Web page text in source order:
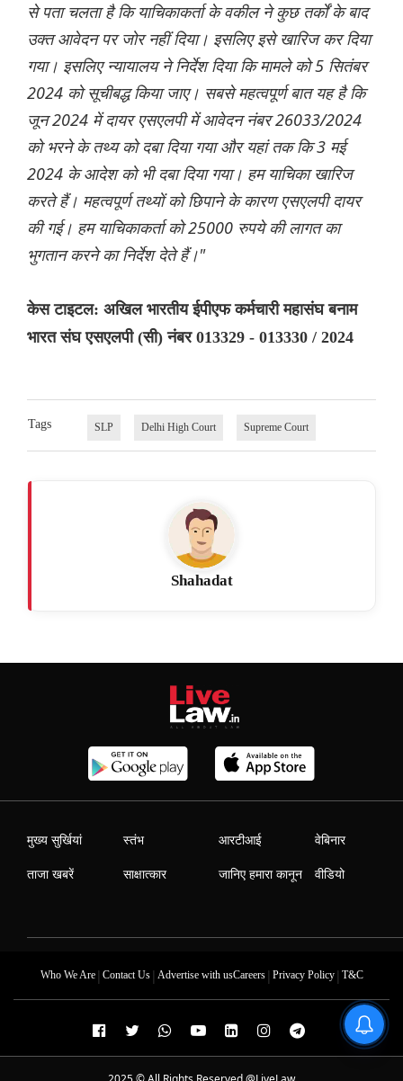
से पता चलता है कि याचिकाकर्ता के वकील ने कुछ तर्कों के बाद
उक्त आवेदन पर जोर नहीं दिया। इसलिए इसे खारिज कर दिया
गया। इसलिए न्यायालय ने निर्देश दिया कि मामले को 5 सितंबर
2024 को सूचीबद्ध किया जाए। सबसे महत्वपूर्ण बात यह है कि
जून 2024 में दायर एसएलपी में आवेदन नंबर 26033/2024
को भरने के तथ्य को दबा दिया गया और यहां तक ​​कि 3 मई
2024 के आदेश को भी दबा दिया गया। हम याचिका खारिज
करते हैं। महत्वपूर्ण तथ्यों को छिपाने के कारण एसएलपी दायर
की गई। हम याचिकाकर्ता को 25000 रुपये की लागत का
भुगतान करने का निर्देश देते हैं।"
केस टाइटल: अखिल भारतीय ईपीएफ कर्मचारी महासंघ बनाम
भारत संघ एसएलपी (सी) नंबर 013329 - 013330 / 2024
Tags SLP Delhi High Court Supreme Court
Shahadat
मुख्य सुर्खियां
ताजा खबरें
स्तंभ
साक्षात्कार
आरटीआई
जानिए हमारा कानून
वेबिनार
वीडियो
Who We Are| Contact Us| Advertise with usCareers| Privacy Policy| T&C